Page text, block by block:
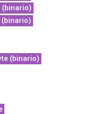
(binario)
(binario)